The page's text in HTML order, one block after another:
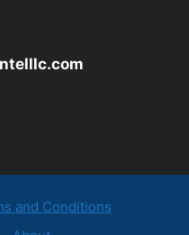
and Conditions